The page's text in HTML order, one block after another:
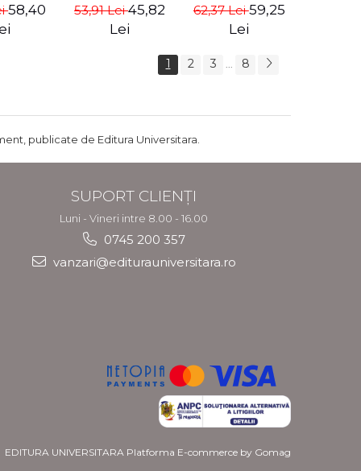
sa-ti
58,40
Gabriel I. Nastase
53,91 Lei45,82
Lei
impreuna, iar
altele nu. Editia a
62,37 Lei59,25
Lei
1 2 3 8
publicate de Editura Universitara.
SUPORT CLIENȚI
Luni - Vineri intre 8.00 - 16.00
0745 200 357
vanzari@editurauniversitara.ro
EDITURA UNIVERSITARA Platforma E-commerce by Gomag